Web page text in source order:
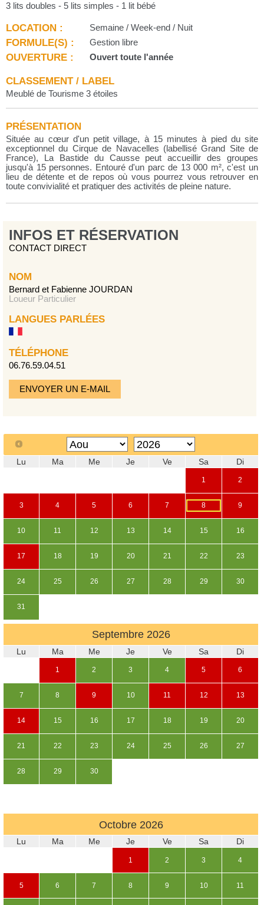
3 lits doubles - 5 lits simples - 1 lit bébé
LOCATION : Semaine / Week-end / Nuit
FORMULE(S) : Gestion libre
OUVERTURE : Ouvert toute l'année
CLASSEMENT / LABEL
Meublé de Tourisme 3 étoiles
PRÉSENTATION
Située au cœur d'un petit village, à 15 minutes à pied du site
exceptionnel du Cirque de Navacelles (labellisé Grand Site de
France), La Bastide du Causse peut accueillir des groupes
jusqu'à 15 personnes. Entouré d'un parc de 13 000 m², c'est un
lieu de détente et de repos où vous pourrez vous retrouver en
toute convivialité et pratiquer des activités de pleine nature.
INFOS ET RÉSERVATION
CONTACT DIRECT
NOM
Bernard et Fabienne JOURDAN
Loueur Particulier
LANGUES PARLÉES
TÉLÉPHONE
06.76.59.04.51
ENVOYER UN E-MAIL
Lu Ma Me Je Ve Sa Di
1 2
3 4 5 6 7 8 9
10 11 12 13 14 15 16
17 18 19 20 21 22 23
24 25 26 27 28 29 30
31
Septembre 2026
Lu Ma Me Je Ve Sa Di
1 2 3 4 5 6
7 8 9 10 11 12 13
14 15 16 17 18 19 20
21 22 23 24 25 26 27
28 29 30
Octobre 2026
Lu Ma Me Je Ve Sa Di
1 2 3 4
5 6 7 8 9 10 11